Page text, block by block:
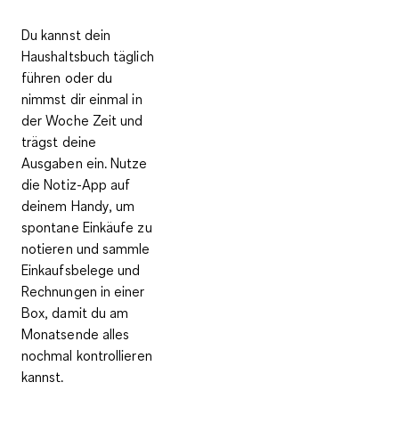
Du kannst dein
Haushaltsbuch täglich
führen oder du
nimmst dir einmal in
der Woche Zeit und
trägst deine
Ausgaben ein. Nutze
die Notiz-App auf
deinem Handy, um
spontane Einkäufe zu
notieren und sammle
Einkaufsbelege und
Rechnungen in einer
Box, damit du am
Monatsende alles
nochmal kontrollieren
kannst.